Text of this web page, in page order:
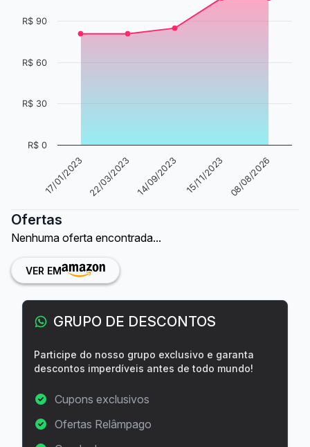
17/01/2023 22/03/2023 14/09/2023 15/11/2023 08/08/2026
R$ 0
R$ 30
R$ 60
R$ 90
Ofertas
Nenhuma oferta encontrada...
VER EM
GRUPO DE DESCONTOS
Participe do nosso grupo exclusivo e garanta
descontos imperdíveis antes de todo mundo!
Cupons exclusivos
Ofertas Relâmpago